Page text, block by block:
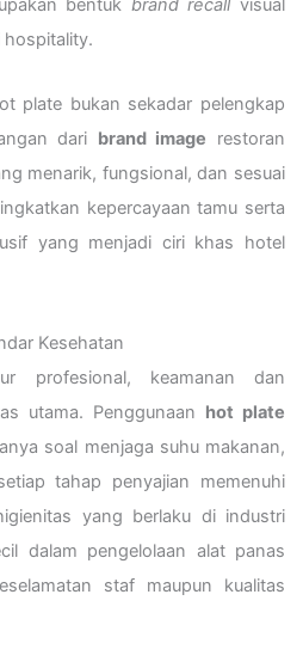
bentuk brand recall visual
plate bukan sekadar pelengkap
dari brand image restoran
menarik, fungsional, dan sesuai
kepercayaan tamu serta
yang menjadi ciri khas hotel
Kesehatan
profesional, keamanan dan
utama. Penggunaan hot plate
soal menjaga suhu makanan,
tahap penyajian memenuhi
yang berlaku di industri
dalam pengelolaan alat panas
staf maupun kualitas